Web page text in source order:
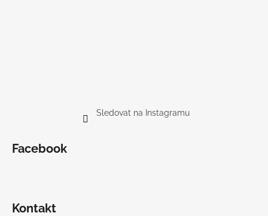
Sledovat na Instagramu
Facebook
Kontakt